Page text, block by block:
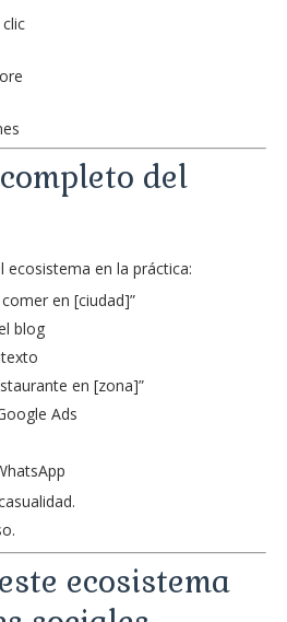
del
en la práctica:
en [ciudad]”
blog
en [zona]”
Ads
ecosistema